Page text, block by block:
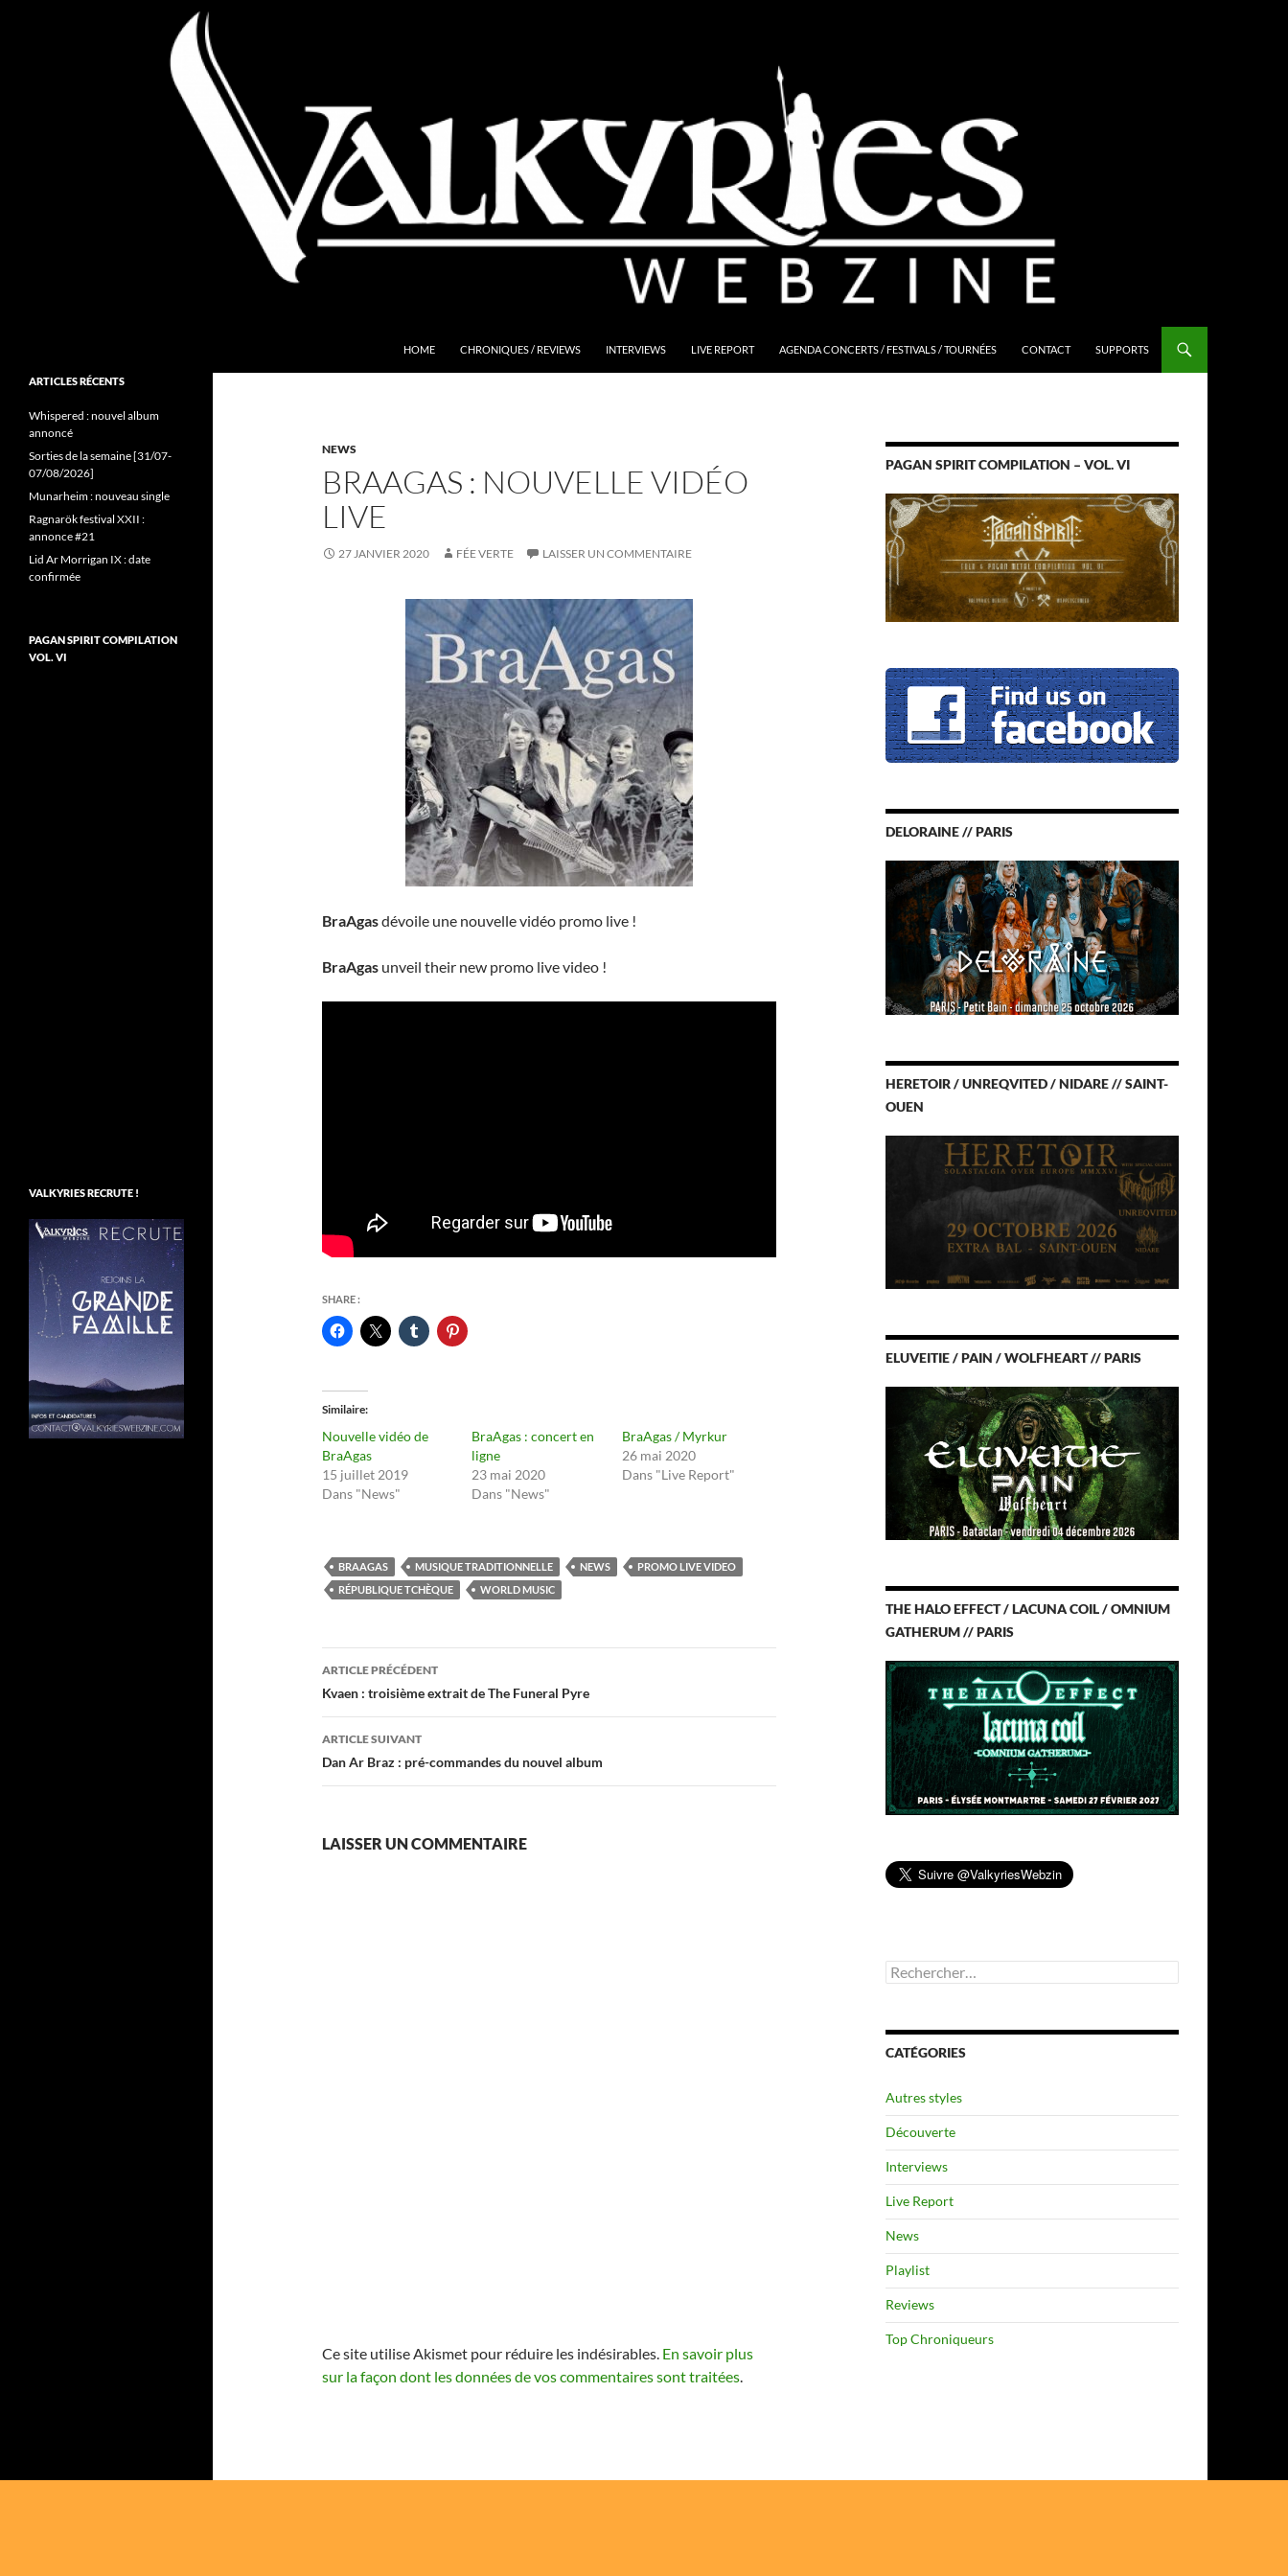
HOME CHRONIQUES / REVIEWS INTERVIEWS LIVE REPORT AGENDA CONCERTS / FESTIVALS / TOURNÉES CONTACT SUPPORTS
NEWS
BRAAGAS : NOUVELLE VIDÉO
LIVE
27 JANVIER 2020 FÉE VERTE LAISSER UN COMMENTAIRE
BraAgasdévoile une nouvelle vidéo promo live !
BraAgas unveil their new promo live video !
SHARE :
Similaire
Nouvelle vidéo de
BraAgas
15 juillet 2019
Dans "News"
BraAgas : concert en
ligne
23 mai 2020
Dans "News"
BraAgas / Myrkur
26 mai 2020
Dans "Live Report"
BRAAGAS MUSIQUE TRADITIONNELLE NEWS
PROMO LIVE VIDEO
RÉPUBLIQUE TCHÈQUE
WORLD MUSIC
Navigation
des
articles
ARTICLE PRÉCÉDENT
Kvaen : troisième extrait de The Funeral Pyre
ARTICLE SUIVANT
Dan Ar Braz : pré-commandes du nouvel album
LAISSER UN COMMENTAIRE
Ce site utilise Akismet pour réduire les indésirables. En savoir plus
sur la façon dont les données de vos commentaires sont traitées.
PAGAN SPIRIT COMPILATION – VOL. VI
DELORAINE // PARIS
HERETOIR / UNREQVITED / NIDARE // SAINT-
OUEN
ELUVEITIE / PAIN / WOLFHEART // PARIS
THE HALO EFFECT / LACUNA COIL / OMNIUM
GATHERUM // PARIS
Rechercher :
CATÉGORIES
Autres styles
Découverte
Interviews
Live Report
News
Playlist
Reviews
Top Chroniqueurs
Folk Pagan Webzine
ARTICLES RÉCENTS
Whispered : nouvel album
annoncé
Sorties de la semaine [31/07-
07/08/2026]
Munarheim : nouveau single
Ragnarök festival XXII :
annonce #21
Lid Ar Morrigan IX : date
confirmée
PAGAN SPIRIT COMPILATION
VOL. VI
VALKYRIES RECRUTE !